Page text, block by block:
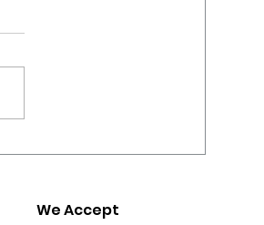
คืออะไร? ทำไม
We Accept